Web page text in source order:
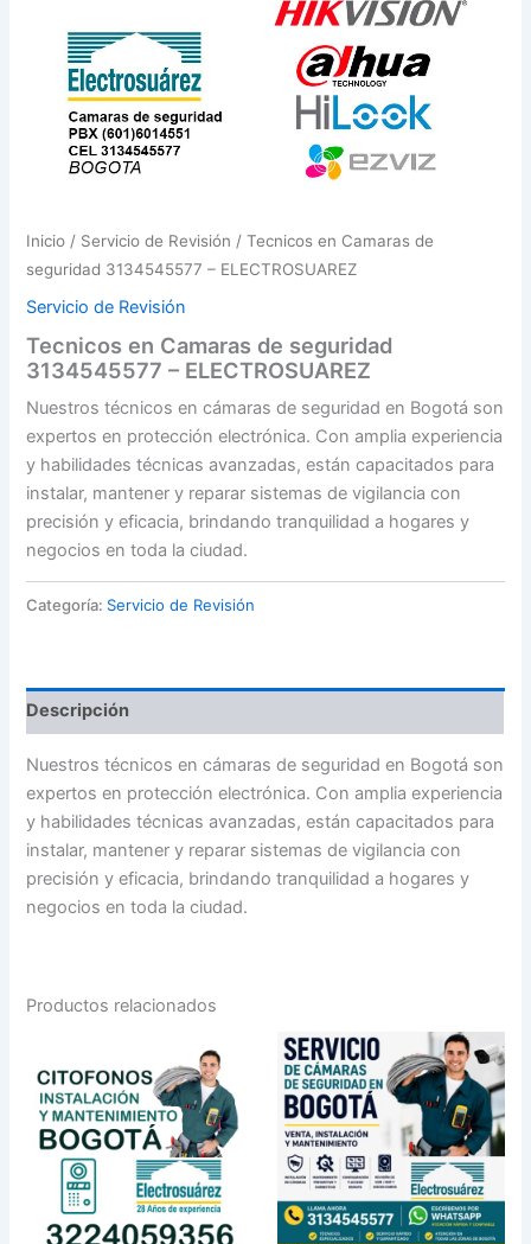
Inicio / Servicio de Revisión / Tecnicos en Camaras de
seguridad 3134545577 – ELECTROSUAREZ
Servicio de Revisión
Tecnicos en Camaras de seguridad
3134545577 – ELECTROSUAREZ
Nuestros técnicos en cámaras de seguridad en Bogotá son
expertos en protección electrónica. Con amplia experiencia
y habilidades técnicas avanzadas, están capacitados para
instalar, mantener y reparar sistemas de vigilancia con
precisión y eficacia, brindando tranquilidad a hogares y
negocios en toda la ciudad.
Categoría: Servicio de Revisión
Descripción
Nuestros técnicos en cámaras de seguridad en Bogotá son
expertos en protección electrónica. Con amplia experiencia
y habilidades técnicas avanzadas, están capacitados para
instalar, mantener y reparar sistemas de vigilancia con
precisión y eficacia, brindando tranquilidad a hogares y
negocios en toda la ciudad.
Productos relacionados